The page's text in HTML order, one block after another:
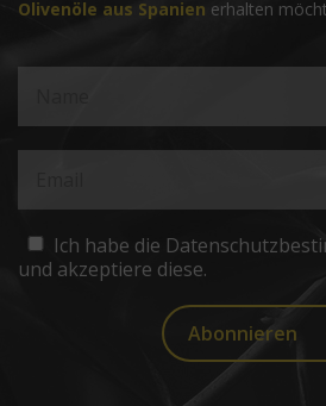
Ich habe die
und akzeptiere diese.
Abonnieren
Olivenöle aus Spanien erhalten